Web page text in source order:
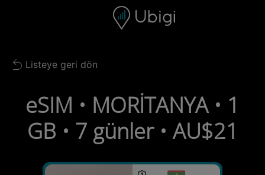
Gezinme çubuğu Alt bilgi
Back to list
Listeye geri dön
eSIM • MORİTANYA • 1
GB • 7 günler • AU$21